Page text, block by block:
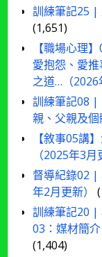
訓練筆記25 |
(1,651)
【職場心理
愛抱怨、愛
之道…（2026
訓練筆記08 |
親、父親及個
【敘事05講
（2025年3月
督導紀錄02 |
年2月更新）
訓練筆記20 |
03：媒材簡
(1,404)